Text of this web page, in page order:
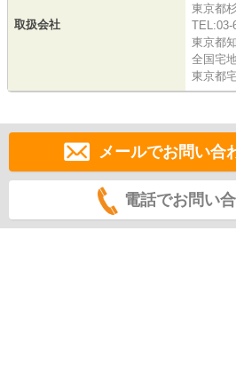
取扱会社
東京都
TEL:03-
東京都
全国宅
東京都
メールでお問い合
電話でお問い